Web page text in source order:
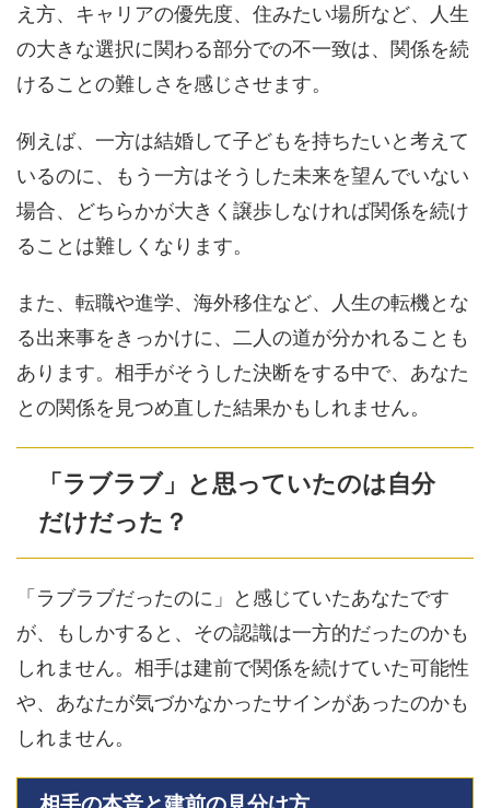
え方、キャリアの優先度、住みたい場所など、人生
の大きな選択に関わる部分での不一致は、関係を続
けることの難しさを感じさせます。
例えば、一方は結婚して子どもを持ちたいと考えて
いるのに、もう一方はそうした未来を望んでいない
場合、どちらかが大きく譲歩しなければ関係を続け
ることは難しくなります。
また、転職や進学、海外移住など、人生の転機とな
る出来事をきっかけに、二人の道が分かれることも
あります。相手がそうした決断をする中で、あなた
との関係を見つめ直した結果かもしれません。
「ラブラブ」と思っていたのは自分
だけだった？
「ラブラブだったのに」と感じていたあなたです
が、もしかすると、その認識は一方的だったのかも
しれません。相手は建前で関係を続けていた可能性
や、あなたが気づかなかったサインがあったのかも
しれません。